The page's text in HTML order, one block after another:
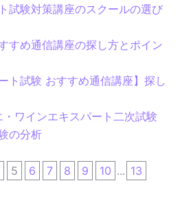
試験対策講座のスクールの選び
すめ通信講座の探し方とポイン
ト試験 おすすめ通信講座】探し
ワインエキスパート二次試験
の分析
5 6 7 8 9 10 ... 13